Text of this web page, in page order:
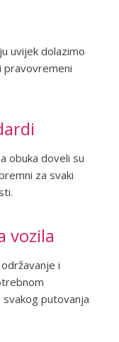
uvijek dolazimo
pravovremeni
obuka doveli su
za svaki
vozila
i
putovanja